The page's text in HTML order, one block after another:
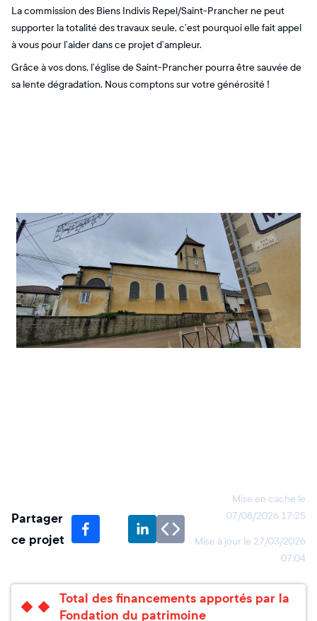
La commission des Biens Indivis Repel/Saint-Prancher ne peut
supporter la totalité des travaux seule, c’est pourquoi elle fait appel
à vous pour l’aider dans ce projet d’ampleur.
Grâce à vos dons, l’église de Saint-Prancher pourra être sauvée de
sa lente dégradation. Nous comptons sur votre générosité !
Partager
ce projet
Mise en cache le
07/08/2026 17:25
Mise à jour le 27/03/2026
07:04
Total des financements apportés par la
Fondation du patrimoine